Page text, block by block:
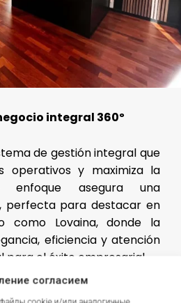
согласием
integral 360º
de gestión integral que
operativos y maximiza la
enfoque asegura una
perfecta para destacar en
como Lovaina, donde la
eficiencia y atención
para el éxito empresarial.